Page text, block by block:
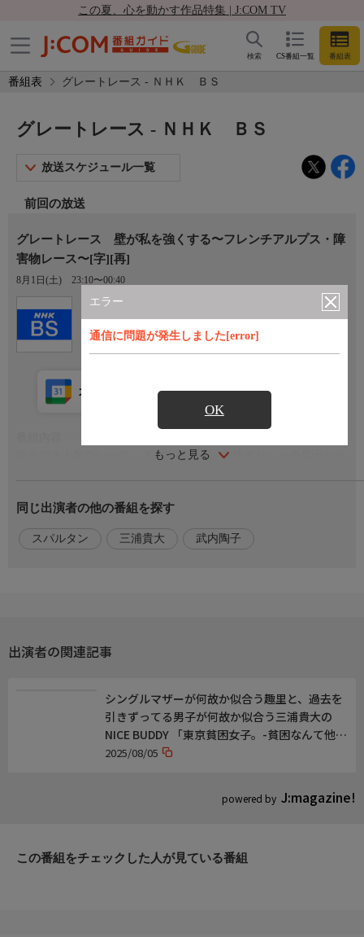
この夏、心を動かす作品特集 | J:COM TV
CS番組一覧 番組表
検索
番組表 グレートレース - ＮＨＫ ＢＳ
エラー
通信に問題が発生しました[error]
OK
グレートレース - ＮＨＫ ＢＳ
放送スケジュール一覧
前回の放送
グレートレース 壁が私を強くする〜フレンチアルプス・障
害物レース〜[字][再]
8月1日(土) 23:10〜00:40
Ch.101
ＮＨＫ ＢＳ
もっと見る
カレンダー登録 アプリ視聴
欧米で大人気のレース「スパルタン」。古代ギリシャの兵士たち
らは「東京タワー階段レース覇者」「苦難を笑顔に変えるアラフ
ォー女性」「手に障害のある45歳会社員」など個性豊かな選手が
参戦。全員が等しく壁と向き合う最も公平で過酷なレース!それ
同じ出演者の他の番組を探す
スパルタン 三浦貴大 武内陶子
出演者の関連記事
powered by J:magazine!
シングルマザーが何故か似合う趣里と、過去を
引きずってる男子が何故か似合う三浦貴大の
NICE BUDDY 「東京貧困女子。-貧困なんて他人
事だと思ってた-」【LLR・福田恵悟】
2025/08/05
この番組をチェックした人が見ている番組